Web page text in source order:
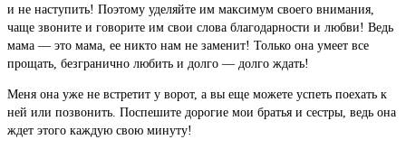
и не наступить! Поэтому уделяйте им максимум своего внимания,
чаще звоните и говорите им свои слова благодарности и любви! Ведь
мама — это мама, ее никто нам не заменит! Только она умеет все
прощать, безгранично любить и долго — долго ждать!
Меня она уже не встретит у ворот, а вы еще можете успеть поехать к
ней или позвонить. Поспешите дорогие мои братья и сестры, ведь она
ждет этого каждую свою минуту!